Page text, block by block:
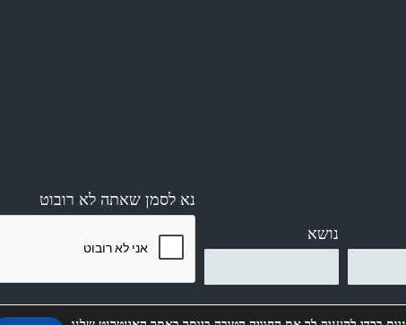
נושא
נא לסמן שאתה לא רובוט